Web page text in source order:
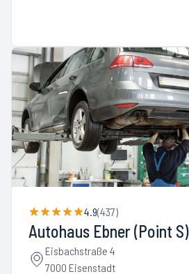
4.9(437)
Autohaus Ebner (Point S)
Eisbachstraße 4
7000 Eisenstadt